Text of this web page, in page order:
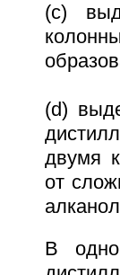
(с)
(d)
двумя
от
В